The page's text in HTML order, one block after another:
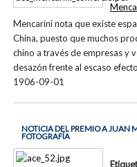
Mencarini nota que existe
China, puesto que muchos
chino a través de empresas y
desazón frente al escaso
1906-09-01
NOTICIA DEL PREMIO A JUAN
FOTOGRAFÍA